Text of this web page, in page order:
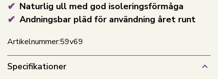
Naturlig ull med god isoleringsförmåga
Andningsbar pläd för användning året runt
Artikelnummer:59v69
Specifikationer